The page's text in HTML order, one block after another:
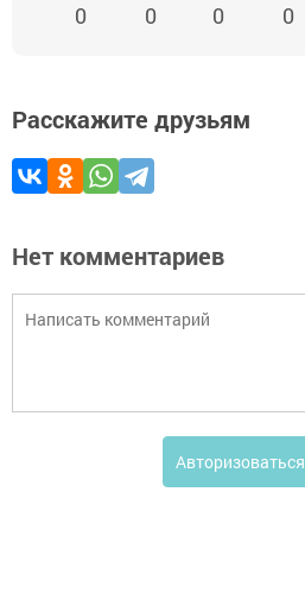
0 0 0 0
Расскажите друзьям
Нет комментариев
Авторизоваться